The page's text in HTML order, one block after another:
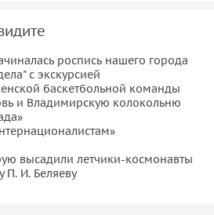
роспись нашего города
с экскурсией
баскетбольной команды
и Владимирскую колокольню
высадили летчики-космонавты
П. И. Беляеву